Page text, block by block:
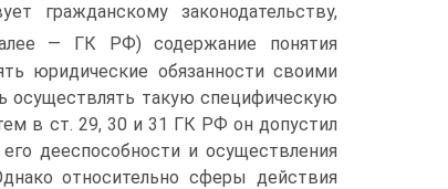
гражданскому законодательству,
— ГК РФ) содержание понятия
юридические обязанности своими
осуществлять такую специфическую
в ст. 29, 30 и 31 ГК РФ он допустил
дееспособности и осуществления
относительно сферы действия